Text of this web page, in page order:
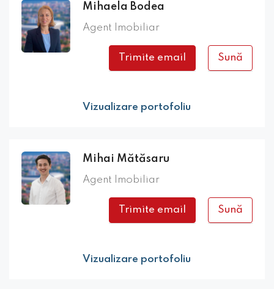
Mihaela Bodea
Agent Imobiliar
Trimite email Sună
Vizualizare portofoliu
Mihai Mătăsaru
Agent Imobiliar
Trimite email Sună
Vizualizare portofoliu